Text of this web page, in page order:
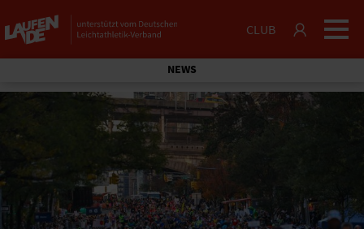
CLUB
NEWS